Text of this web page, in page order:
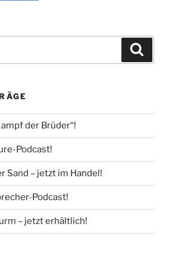
der Brüder“!
Podcast!
Sand – jetzt im Handel!
Podcast!
– jetzt erhältlich!